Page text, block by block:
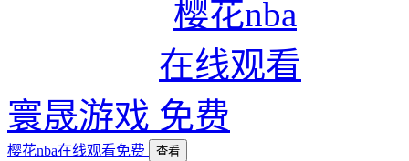
寰晟游戏
樱花nba在线观看免费 查看